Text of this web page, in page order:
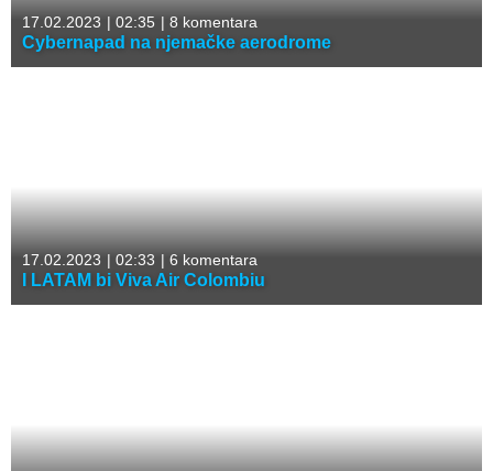
17.02.2023 | 02:35 | 8 komentara
Cybernapad na njemačke aerodrome
17.02.2023 | 02:33 | 6 komentara
I LATAM bi Viva Air Colombiu